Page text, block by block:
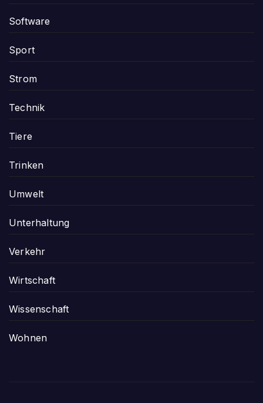
Software
Sport
Strom
Technik
Tiere
Trinken
Umwelt
Unterhaltung
Verkehr
Wirtschaft
Wissenschaft
Wohnen